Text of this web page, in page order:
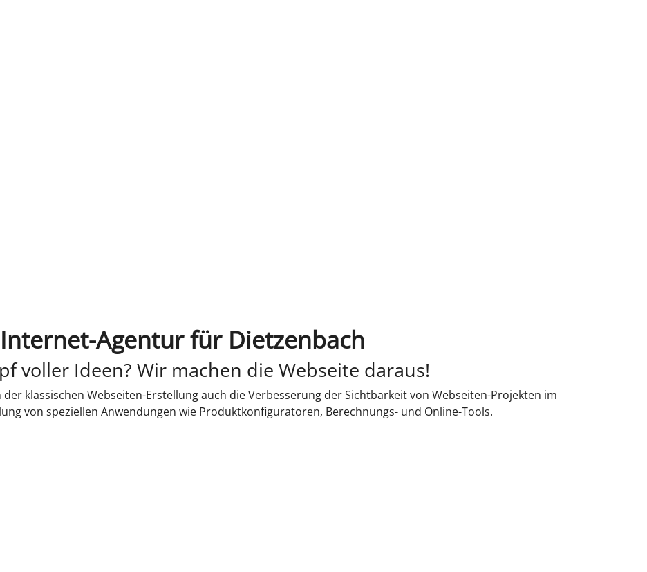
Internet-Agentur für Dietzenbach
voller Ideen? Wir machen die Webseite daraus!
klassischen Webseiten-Erstellung auch die Verbesserung der Sichtbarkeit von Webseiten-Projekten im
von speziellen Anwendungen wie Produktkonfiguratoren, Berechnungs- und Online-Tools.